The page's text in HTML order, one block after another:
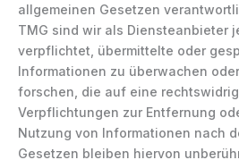
allgemeinen Gesetzen
TMG sind wir als Diensteanbieter
verpflichtet, übermittelte oder
Informationen zu überwachen
forschen, die auf eine
Verpflichtungen zur Entfernung
Nutzung von Informationen nach
Gesetzen bleiben hiervon